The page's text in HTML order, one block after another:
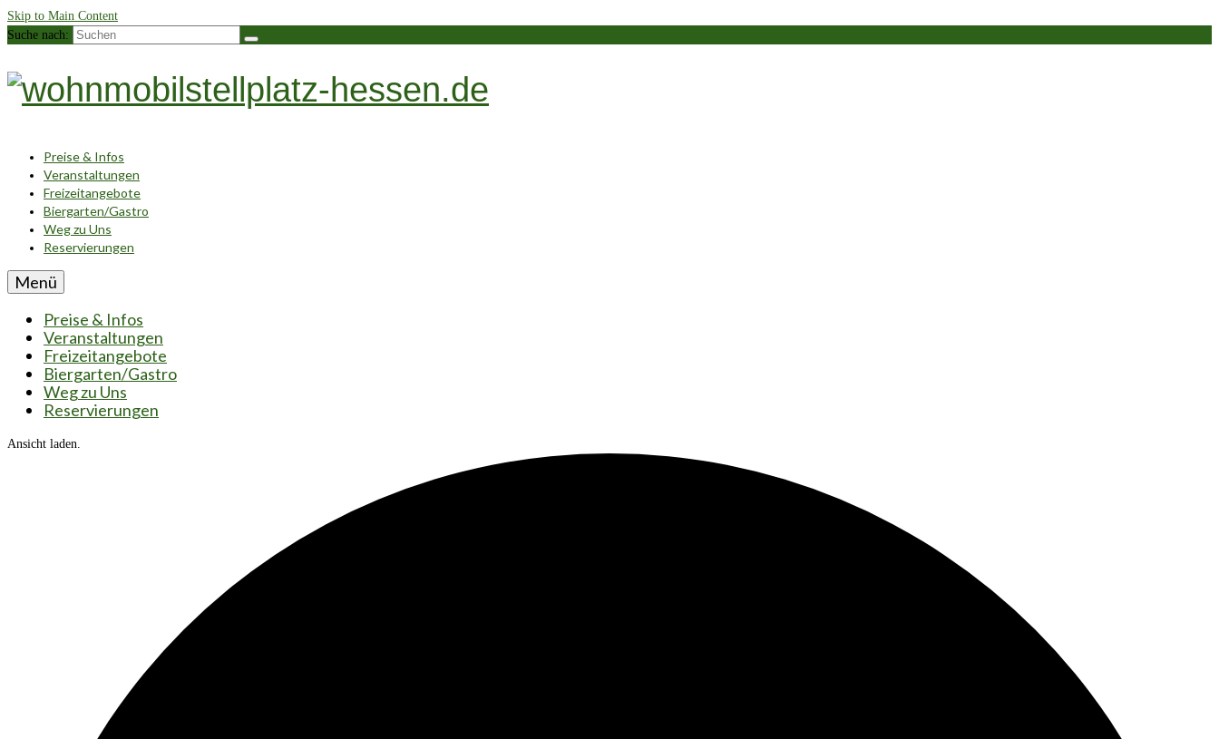
Skip to Main Content
Suche nach:
Preise & Infos
Veranstaltungen
Freizeitangebote
Biergarten/Gastro
Weg zu Uns
Reservierungen
Menü
Preise & Infos
Veranstaltungen
Freizeitangebote
Biergarten/Gastro
Weg zu Uns
Reservierungen
Ansicht laden.